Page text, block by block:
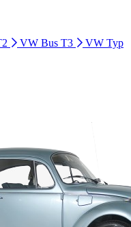
VW Bus T3
VW Typ